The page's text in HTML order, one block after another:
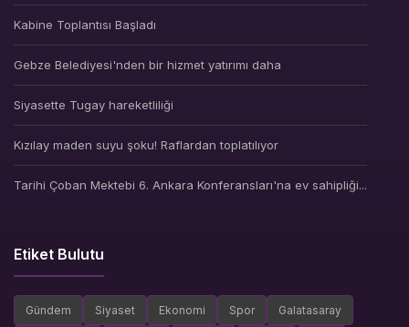
Kabine Toplantısı Başladı
Gebze Belediyesi'nden bir hizmet yatırımı daha
Siyasette Tugay hareketliliği
Kızılay maden suyu şoku! Raflardan toplatılıyor
Tarihi Çoban Mektebi 6. Ankara Konferansları'na ev sahipliği...
Etiket Bulutu
Gündem Siyaset Ekonomi Spor Galatasaray